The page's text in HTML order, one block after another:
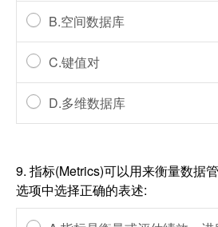
B.空间数据库
C.键值对
D.多维数据库
9. 指标(Metrics)可以用来衡量数据
选项中选择正确的表述: